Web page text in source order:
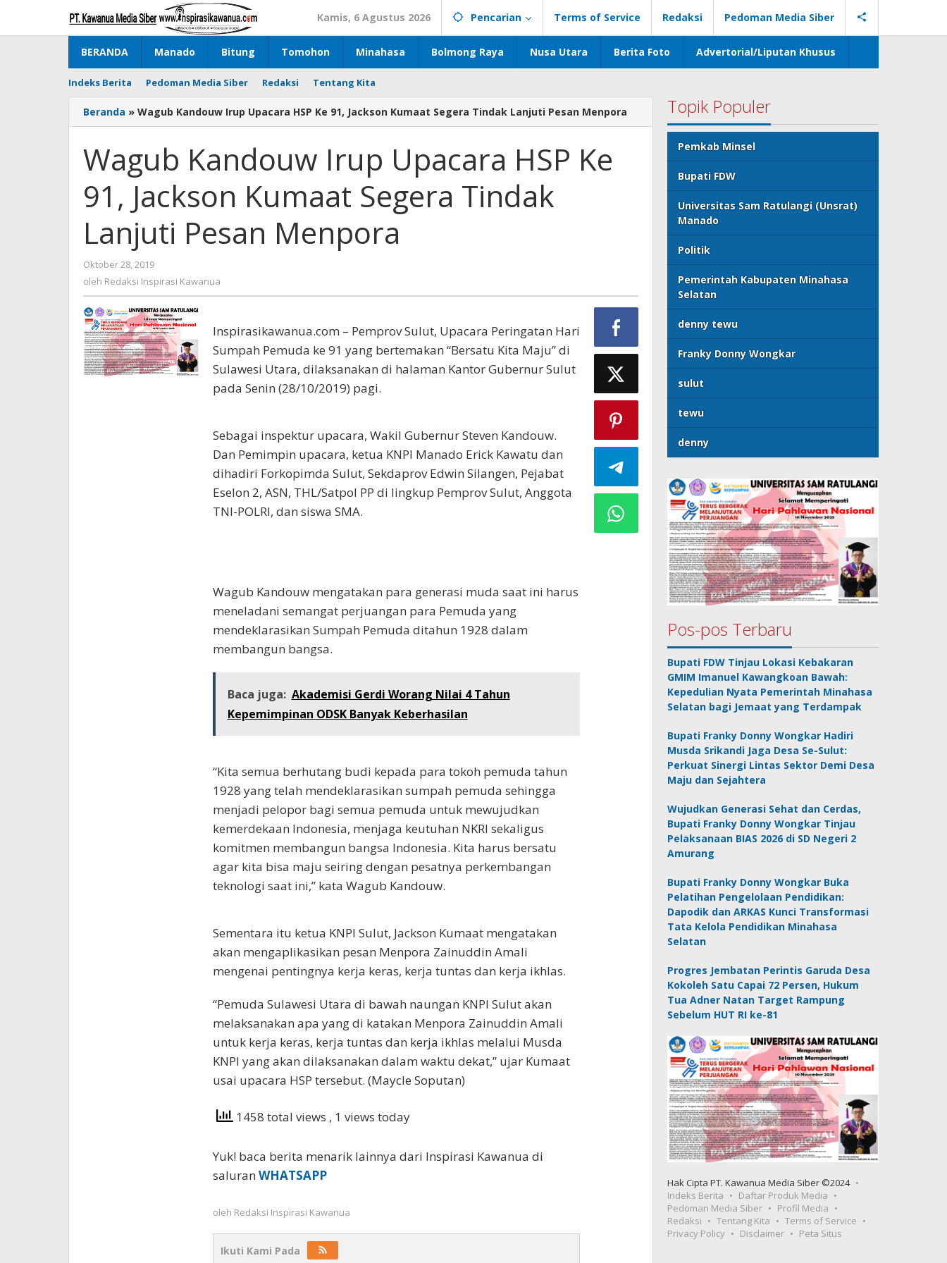
konten
Kamis, 6 Agustus 2026 Pencarian Terms of Service Redaksi Pedoman Media Siber
BERANDA Manado Bitung Tomohon Minahasa Bolmong Raya Nusa Utara Berita Foto Advertorial/Liputan Khusus
Indeks Berita Pedoman Media Siber Redaksi Tentang Kita
Beranda » Wagub Kandouw Irup Upacara HSP Ke 91, Jackson Kumaat Segera Tindak Lanjuti Pesan Menpora
Wagub Kandouw Irup Upacara HSP Ke
91, Jackson Kumaat Segera Tindak
Lanjuti Pesan Menpora
Oktober 28, 2019
Redaksi
oleh Redaksi Inspirasi Kawanua
Inspirasikawanua.com – Pemprov Sulut, Upacara Peringatan Hari
Sumpah Pemuda ke 91 yang bertemakan “Bersatu Kita Maju” di
Sulawesi Utara, dilaksanakan di halaman Kantor Gubernur Sulut
pada Senin (28/10/2019) pagi.
Sebagai inspektur upacara, Wakil Gubernur Steven Kandouw.
Dan Pemimpin upacara, ketua KNPI Manado Erick Kawatu dan
dihadiri Forkopimda Sulut, Sekdaprov Edwin Silangen, Pejabat
Eselon 2, ASN, THL/Satpol PP di lingkup Pemprov Sulut, Anggota
TNI-POLRI, dan siswa SMA.
Wagub Kandouw mengatakan para generasi muda saat ini harus
meneladani semangat perjuangan para Pemuda yang
mendeklarasikan Sumpah Pemuda ditahun 1928 dalam
membangun bangsa.
Baca juga: Akademisi Gerdi Worang Nilai 4 Tahun
Kepemimpinan ODSK Banyak Keberhasilan
“Kita semua berhutang budi kepada para tokoh pemuda tahun
1928 yang telah mendeklarasikan sumpah pemuda sehingga
menjadi pelopor bagi semua pemuda untuk mewujudkan
kemerdekaan Indonesia, menjaga keutuhan NKRI sekaligus
komitmen membangun bangsa Indonesia. Kita harus bersatu
agar kita bisa maju seiring dengan pesatnya perkembangan
teknologi saat ini,” kata Wagub Kandouw.
Sementara itu ketua KNPI Sulut, Jackson Kumaat mengatakan
akan mengaplikasikan pesan Menpora Zainuddin Amali
mengenai pentingnya kerja keras, kerja tuntas dan kerja ikhlas.
“Pemuda Sulawesi Utara di bawah naungan KNPI Sulut akan
melaksanakan apa yang di katakan Menpora Zainuddin Amali
untuk kerja keras, kerja tuntas dan kerja ikhlas melalui Musda
KNPI yang akan dilaksanakan dalam waktu dekat,” ujar Kumaat
usai upacara HSP tersebut. (Maycle Soputan)
1458 total views , 1 views today
Yuk! baca berita menarik lainnya dari Inspirasi Kawanua di
saluran WHATSAPP
oleh Redaksi Inspirasi Kawanua
Ikuti Kami Pada
Topik Populer
Pemkab Minsel
Bupati FDW
Universitas Sam Ratulangi (Unsrat)
Manado
Politik
Pemerintah Kabupaten Minahasa
Selatan
denny tewu
Franky Donny Wongkar
sulut
tewu
denny
Pos-pos Terbaru
Bupati FDW Tinjau Lokasi Kebakaran
GMIM Imanuel Kawangkoan Bawah:
Kepedulian Nyata Pemerintah Minahasa
Selatan bagi Jemaat yang Terdampak
Bupati Franky Donny Wongkar Hadiri
Musda Srikandi Jaga Desa Se-Sulut:
Perkuat Sinergi Lintas Sektor Demi Desa
Maju dan Sejahtera
Wujudkan Generasi Sehat dan Cerdas,
Bupati Franky Donny Wongkar Tinjau
Pelaksanaan BIAS 2026 di SD Negeri 2
Amurang
Bupati Franky Donny Wongkar Buka
Pelatihan Pengelolaan Pendidikan:
Dapodik dan ARKAS Kunci Transformasi
Tata Kelola Pendidikan Minahasa
Selatan
Progres Jembatan Perintis Garuda Desa
Kokoleh Satu Capai 72 Persen, Hukum
Tua Adner Natan Target Rampung
Sebelum HUT RI ke-81
Hak Cipta PT. Kawanua Media Siber ©2024
Indeks Berita
Daftar Produk Media
Pedoman Media Siber
Profil Media
Redaksi
Tentang Kita
Terms of Service
Privacy Policy
Disclaimer Peta Situs